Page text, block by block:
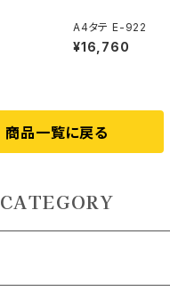
A4タテ E-922
¥16,760
商品一覧に戻る
CATEGORY